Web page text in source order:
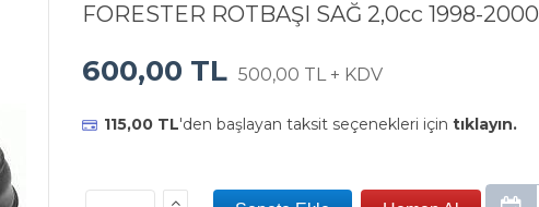
FORESTER ROTBAŞI SAĞ 2,0cc 1998-2000
600,00 TL 500,00 TL + KDV
115,00 TL'den başlayan taksit seçenekleri için tıklayın.